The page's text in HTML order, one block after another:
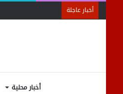
أخبار عاجلة
أخبار محلية